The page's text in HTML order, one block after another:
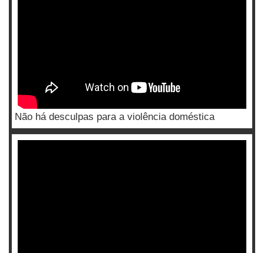
Não há desculpas para a violência doméstica